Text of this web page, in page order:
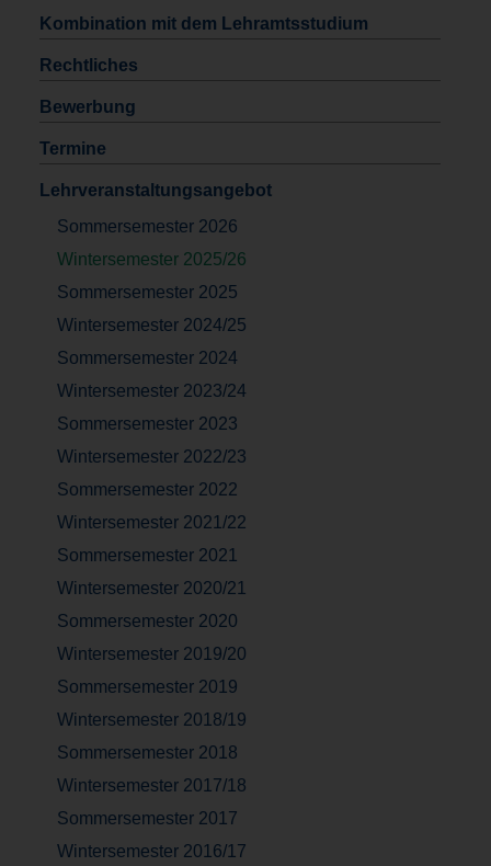
Kombination mit dem Lehramtsstudium
Rechtliches
Bewerbung
Termine
Lehrveranstaltungsangebot
Sommersemester 2026
Wintersemester 2025/26
Sommersemester 2025
Wintersemester 2024/25
Sommersemester 2024
Wintersemester 2023/24
Sommersemester 2023
Wintersemester 2022/23
Sommersemester 2022
Wintersemester 2021/22
Sommersemester 2021
Wintersemester 2020/21
Sommersemester 2020
Wintersemester 2019/20
Sommersemester 2019
Wintersemester 2018/19
Sommersemester 2018
Wintersemester 2017/18
Sommersemester 2017
Wintersemester 2016/17